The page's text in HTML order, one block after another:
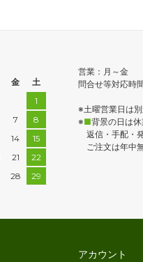
金
土
1
7
8
14
15
21
22
28
29
営業：月～金
問合せ等対応時
※土曜営業日は
※■背景の日は休
返信・手配・
ご注文は年中
アカウント